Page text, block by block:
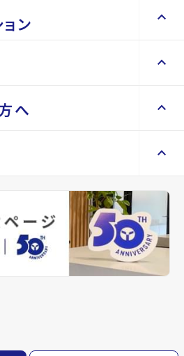
train
路線から探す
keyboard_arrow_right
keyboard_arrow_right
keyboard_arrow_right
keyboard_arrow_right
keyboard_arrow_right
ン keyboard_arrow_up
keyboard_arrow_right
keyboard_arrow_right
keyboard_arrow_up
keyboard_arrow_right
keyboard_arrow_right
keyboard_arrow_right
keyboard_arrow_right
へ keyboard_arrow_up
keyboard_arrow_right
keyboard_arrow_right
keyboard_arrow_right
keyboard_arrow_right
open_in_new
keyboard_arrow_up
keyboard_arrow_right
keyboard_arrow_right
おり（PDF）
北福祉大前駅 徒歩22分